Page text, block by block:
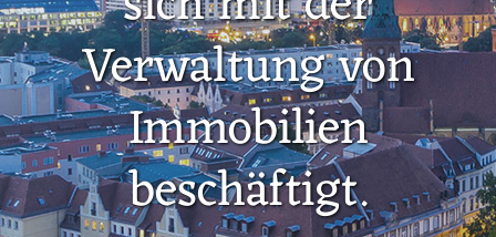
Verwaltung von
Immobilien
beschäftigt.